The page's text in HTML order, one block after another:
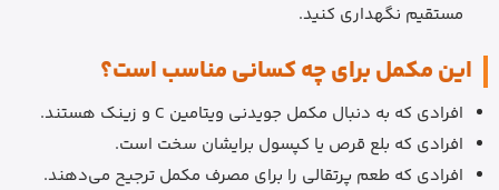
مستقیم نگهداری کنید.
این مکمل برای چه کسانی مناسب است؟
افرادی که به دنبال مکمل جویدنی ویتامین C و زینک هستند.
افرادی که بلع قرص یا کپسول برایشان سخت است.
افرادی که طعم پرتقالی را برای مصرف مکمل ترجیح می‌دهند.